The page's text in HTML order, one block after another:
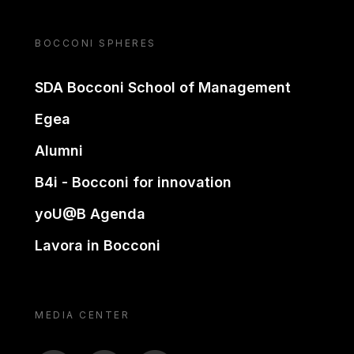
BOCCONI SPHERES
SDA Bocconi School of Management
Egea
Alumni
B4i - Bocconi for innovation
yoU@B Agenda
Lavora in Bocconi
MEDIA CENTER